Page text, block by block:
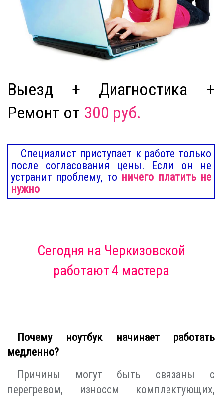
Выезд + Диагностика +
Ремонт от 300 руб.
Специалист приступает к работе только
после согласования цены. Если он не
устранит проблему, то ничего платить не
нужно
Сегодня на Черкизовской
работают 4 мастера
Почему ноутбук начинает работать
медленно?
Причины могут быть связаны с
перегревом, износом комплектующих,